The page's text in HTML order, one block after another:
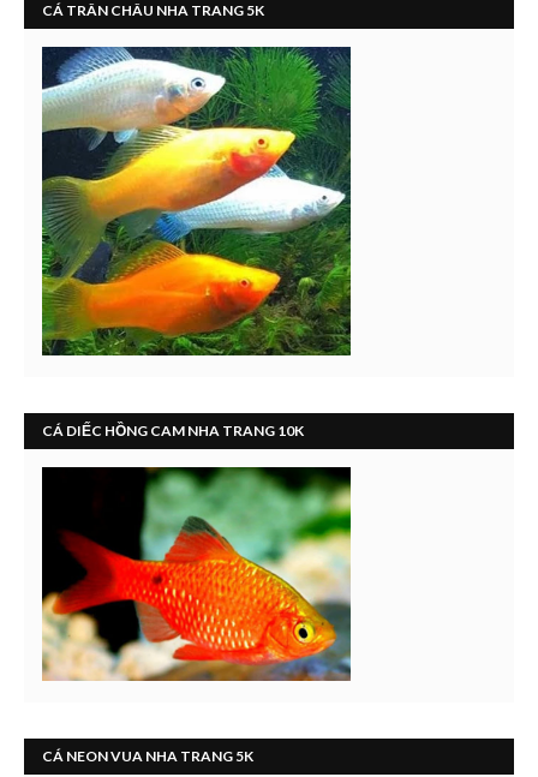
CÁ TRÂN CHÂU NHA TRANG 5K
CÁ DIẾC HỒNG CAM NHA TRANG 10K
CÁ NEON VUA NHA TRANG 5K